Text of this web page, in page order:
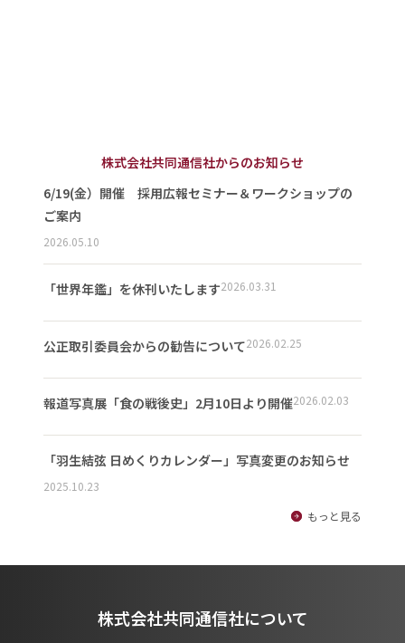
株式会社共同通信社からのお知らせ
6/19(金）開催 採用広報セミナー＆ワークショップの
ご案内
2026.05.10
「世界年鑑」を休刊いたします2026.03.31
公正取引委員会からの勧告について2026.02.25
報道写真展「食の戦後史」2月10日より開催2026.02.03
「羽生結弦 日めくりカレンダー」写真変更のお知らせ
2025.10.23
もっと見る
株式会社共同通信社について